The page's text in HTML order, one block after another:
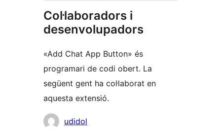
Col·laboradors i
desenvolupadors
«Add Chat App Button» és
programari de codi obert. La
següent gent ha col·laborat en
aquesta extensió.
Col·laboradors
udidol